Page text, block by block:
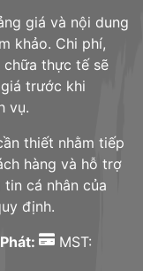
giá và nội dung
khảo. Chi phí,
chữa thực tế sẽ
trước khi
vụ.
thiết nhằm tiếp
hàng và hỗ trợ
cá nhân của
định.
MST: